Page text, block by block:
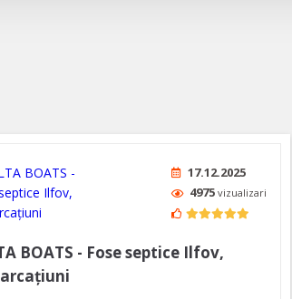
17.12.2025
4975 vizualizari
BOATS - Fose septice Ilfov,